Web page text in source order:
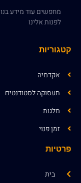
מחפשים עוד מידע
לפנות אלינו
קטגוריות
אקדמיה
תעסוקה לסטודנטים
מלגות
זמן פנוי
פרטיות
בית